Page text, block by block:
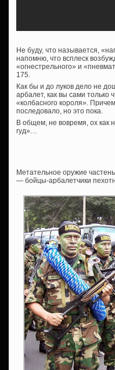
Не буду, что называется,
напомню, что всплеск
«огнестрельного» и
175.
Как бы и до луков дело не
арбалет, как вы сами
«колбасного короля».
последовало, но это пока.
В общем, не вовремя, ох как
гуд»…
Метательное оружие
— бойцы-арбалетчики